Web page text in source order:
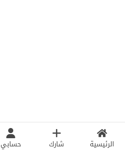
الرئيسية شارك حسابي